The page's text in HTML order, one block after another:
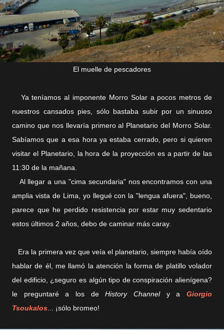
El muelle de pescadores
Ya teníamos al imponente Morro Solar a pocos metros de
nuestros cansados pies, sólo bastaba subir por un sinuoso
camino que nos llevaría primero al Planetario del Morro Solar.
Sabíamos que a esa hora ya estaba cerrado, pero si quieren
visitar el Planetario, la hora de la proyección es a partir de las
11:30 de la mañana.
Al llegar a una "cima secundaria" nos encontramos con una
amplia vista de Lima, yo llegué con la "lengua afuera", bueno,
parece que he perdido resistencia por estar muy sedentario
estos últimos 2 años, debo de caminar más caray.
Era la primera vez que veía el planetario, siempre había oído
hablar de él, me llamó la atención la forma de platillo volador
del edificio, ¿seguro es algún tipo de conspiración alienígena?
le preguntaré a los deHistory Channely aGiorgio
Tsoukalos... ¡sólo bromeo!